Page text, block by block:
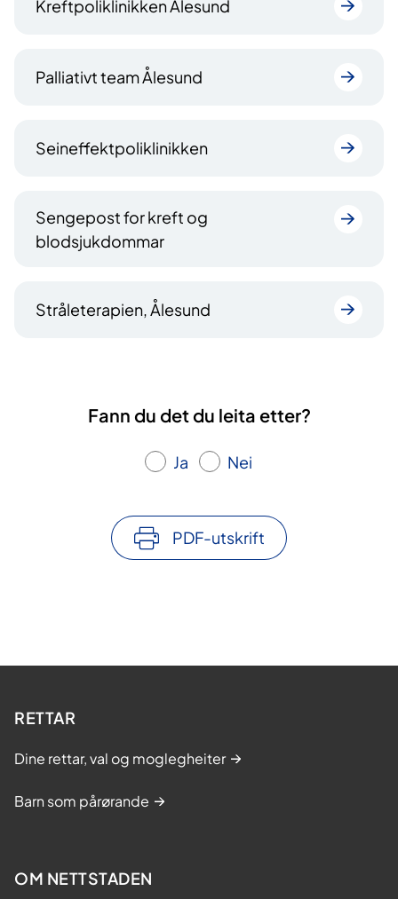
Kreftpoliklinikken Ålesund
Palliativt team Ålesund
Seineffektpoliklinikken
Sengepost for kreft og
blodsjukdommar
Stråleterapien, Ålesund
Fann du det du leita etter?
Ja Nei
PDF-utskrift
RETTAR
Dine rettar, val og moglegheiter
Barn som pårørande
OM NETTSTADEN